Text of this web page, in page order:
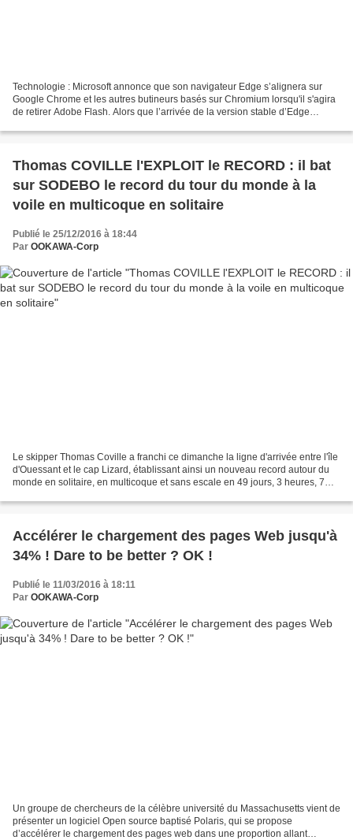
Technologie : Microsoft annonce que son navigateur Edge s’alignera sur
Google Chrome et les autres butineurs basés sur Chromium lorsqu'il s'agira
de retirer Adobe Flash. Alors que l’arrivée de la version stable d’Edge
Thomas COVILLE l'EXPLOIT le RECORD : il bat
sur SODEBO le record du tour du monde à la
voile en multicoque en solitaire
Publié le 25/12/2016 à 18:44
Par OOKAWA-Corp
Le skipper Thomas Coville a franchi ce dimanche la ligne d'arrivée entre l'île
d'Ouessant et le cap Lizard, établissant ainsi un nouveau record autour du
monde en solitaire, en multicoque et sans escale en 49 jours, 3 heures, 7
Accélérer le chargement des pages Web jusqu'à
34% ! Dare to be better ? OK !
Publié le 11/03/2016 à 18:11
Par OOKAWA-Corp
Un groupe de chercheurs de la célèbre université du Massachusetts vient de
présenter un logiciel Open source baptisé Polaris, qui se propose
d’accélérer le chargement des pages web dans une proportion allant